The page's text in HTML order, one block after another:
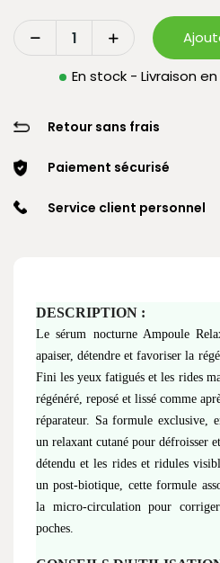
En stock - Livraison
Retour sans frais
Paiement sécurisé
Service client personnel
DESCRIPTION :
Le sérum nocturne Ampoule
apaiser, détendre et favoriser la
Fini les yeux fatigués et les rides
régénéré, reposé et lissé comme
réparateur. Sa formule exclusive,
un relaxant cutané pour défroisser
détendu et les rides et ridules
un post-biotique, cette formule
la micro-circulation pour
poches.